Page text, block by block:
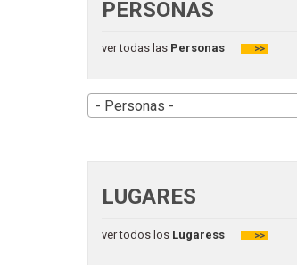
PERSONAS
ver todas las Personas >>
- Personas -
LUGARES
ver todos los Lugaress >>